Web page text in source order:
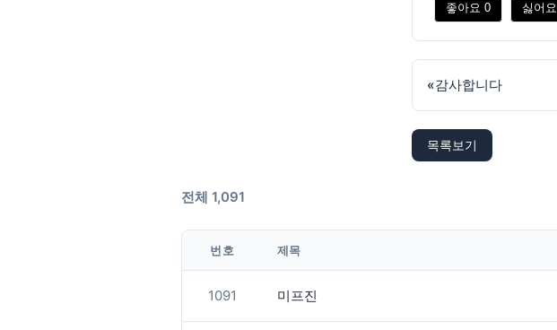
좋아요 0 싫어요
«감사합니다
목록보기
전체 1,091
번호 제목
1091 미프진